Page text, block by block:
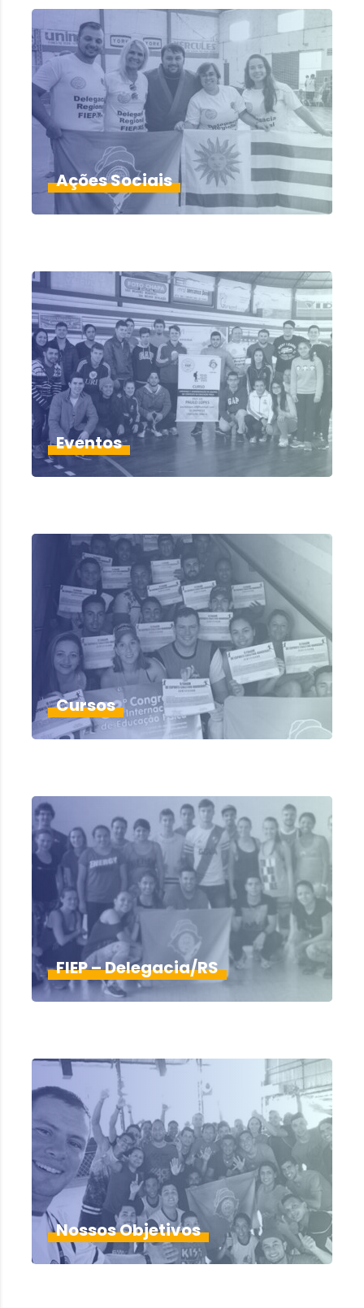
Ações Sociais
Eventos
Cursos
FIEP – Delegacia/RS
Nossos Objetivos